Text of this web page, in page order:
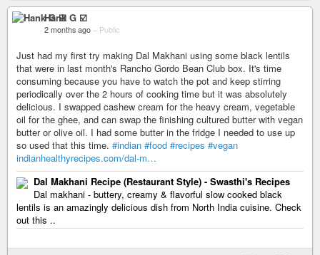
Hank G ☑️
2 months ago – Public
Just had my first try making Dal Makhani using some black lentils
that were in last month's Rancho Gordo Bean Club box. It's time
consuming because you have to watch the pot and keep stirring
periodically over the 2 hours of cooking time but it was absolutely
delicious. I swapped cashew cream for the heavy cream, vegetable
oil for the ghee, and can swap the finishing cultured butter with vegan
butter or olive oil. I had some butter in the fridge I needed to use up
so used that this time. #indian #food #recipes #vegan
indianhealthyrecipes.com/dal-m…
Dal Makhani Recipe (Restaurant Style) - Swasthi's Recipes
Dal makhani - buttery, creamy & flavorful slow cooked black
lentils is an amazingly delicious dish from North India cuisine. Check
out this ..